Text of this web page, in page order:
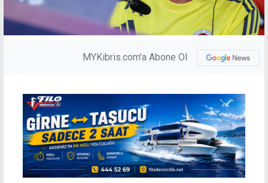
MYKibris.com'a Abone Ol